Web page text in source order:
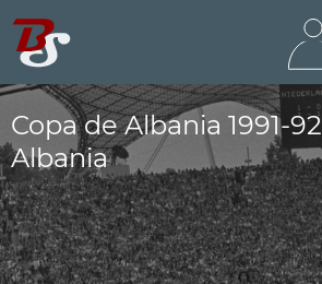
Copa de Albania 1991-92
Albania